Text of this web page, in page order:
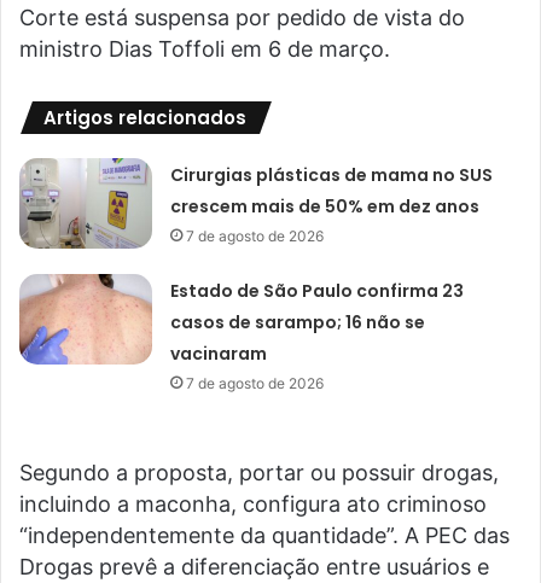
Corte está suspensa por pedido de vista do
ministro Dias Toffoli em 6 de março.
Artigos relacionados
Cirurgias plásticas de mama no SUS
crescem mais de 50% em dez anos
7 de agosto de 2026
Estado de São Paulo confirma 23
casos de sarampo; 16 não se
vacinaram
7 de agosto de 2026
Segundo a proposta, portar ou possuir drogas,
incluindo a maconha, configura ato criminoso
“independentemente da quantidade”. A PEC das
Drogas prevê a diferenciação entre usuários e